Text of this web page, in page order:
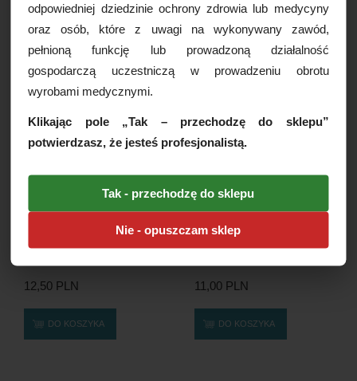
Pinceta, pęseta anatomiczna,
12,50 PLN
DO KOSZYKA
11,00 PLN
DO KOSZYKA
odpowiedniej dziedzinie ochrony zdrowia lub medycyny
oraz osób, które z uwagi na wykonywany zawód,
pełnioną funkcję lub prowadzoną działalność
gospodarczą uczestniczą w prowadzeniu obrotu
wyrobami medycznymi.
Klikając pole „Tak – przechodzę do sklepu”
potwierdzasz, że jesteś profesjonalistą.
Tak - przechodzę do sklepu
Nie - opuszczam sklep